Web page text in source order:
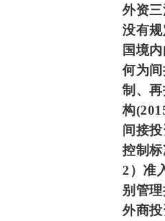
外资
没有
国境
何为
制、
构
间接
控制
2 ）准
别管
外商